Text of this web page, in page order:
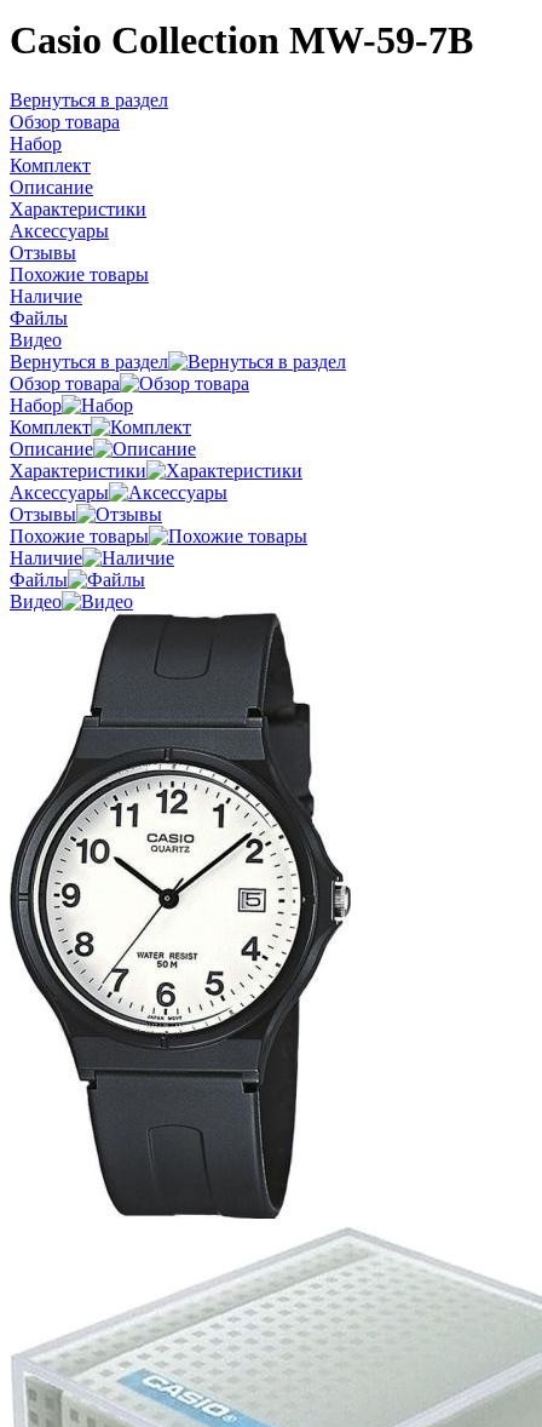
Casio Collection MW-59-7B
Вернуться в раздел
Обзор товара
Набор
Комплект
Описание
Характеристики
Аксессуары
Отзывы
Похожие товары
Наличие
Файлы
Видео
Вернуться в раздел
Обзор товара
Набор
Комплект
Описание
Характеристики
Аксессуары
Отзывы
Похожие товары
Наличие
Файлы
Видео